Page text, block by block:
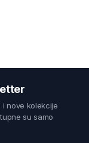
i nove kolekcije
su samo